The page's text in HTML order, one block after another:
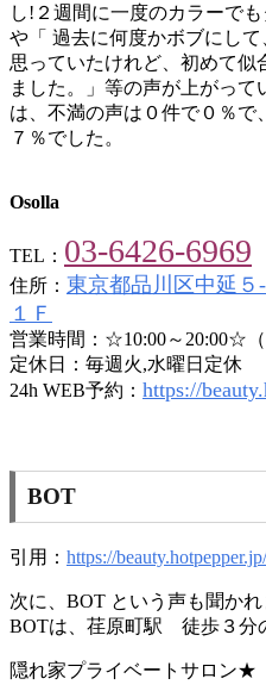
し!２週間に一度のカラーで
や「 過去に何度かボブにし
思っていたけれど、初めて
ました。」等の声が上がっ
は、不満の声は０件で０％で
７％でした。
Osolla
TEL： 03-6426-6969
住所： 東京都品川区中延
１Ｆ
営業時間：☆10:00～20:00☆（
定休日：毎週火,水曜日定休
24h WEB予約： https://
BOT
引用： https://
次に、BOT という声も聞かれ
BOTは、荏原町駅 徒歩３分
隠れ家プライベートサロン★